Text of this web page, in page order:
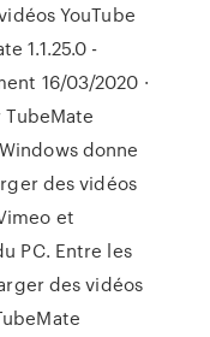
YouTube
1.1.25.0 -
16/03/2020 ·
TubeMate
donne
des vidéos
et
PC. Entre les
des vidéos